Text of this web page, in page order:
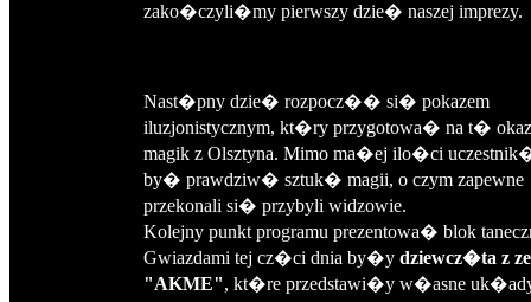
zako�czyli�my pierwszy dzie� naszej imprezy.
Nast�pny dzie� rozpocz�� si� pokazem
iluzjonistycznym, kt�ry przygotowa� na t�
magik z Olsztyna. Mimo ma�ej ilo�ci
by� prawdziw� sztuk� magii, o czym zapewne
przekonali si� przybyli widzowie.
Kolejny punkt programu prezentowa� blok
Gwiazdami tej cz�ci dnia by�y dziewcz�ta z
"AKME", kt�re przedstawi�y w�asne uk�ady